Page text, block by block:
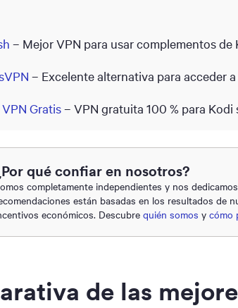
– Mejor VPN para usar complementos
– Excelente alternativa para acceder
Gratis– VPN gratuita 100 % para
qué confiar en nosotros?
completamente independientes y nos
están basadas en los resultados de
económicos. Descubre quién somos y cómo
de las